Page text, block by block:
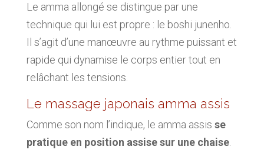
Le amma allongé se distingue par une
technique qui lui est propre : le boshi junenho.
Il s’agit d’une manœuvre au rythme puissant et
rapide qui dynamise le corps entier tout en
relâchant les tensions.
Le massage japonais amma assis
Comme son nom l’indique, le amma assis se
pratique en position assise sur une chaise.